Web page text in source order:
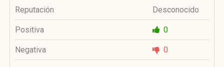
Reputación Desconocido
Positiva 0
Negativa 0